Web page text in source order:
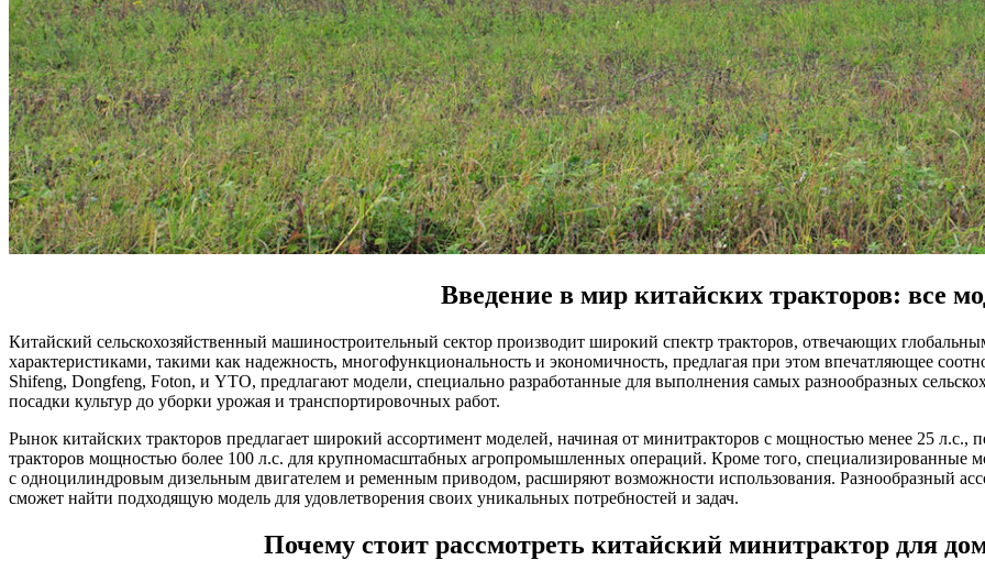
Введение в мир китайских тракторов: все
Китайский сельскохозяйственный машиностроительный сектор производит широкий спектр тракторов, отвечающих
характеристиками, такими как надежность, многофункциональность и экономичность, предлагая при этом впечатляющее
Shifeng, Dongfeng, Foton, и YTO, предлагают модели, специально разработанные для выполнения самых разнообразных
посадки культур до уборки урожая и транспортировочных работ.
Рынок китайских тракторов предлагает широкий ассортимент моделей, начиная от минитракторов с мощностью менее 25 л.с.,
тракторов мощностью более 100 л.с. для крупномасштабных агропромышленных операций. Кроме того, специализированные
с одноцилиндровым дизельным двигателем и ременным приводом, расширяют возможности использования. Разнообразный
сможет найти подходящую модель для удовлетворения своих уникальных потребностей и задач.
Почему стоит рассмотреть китайский минитрактор для